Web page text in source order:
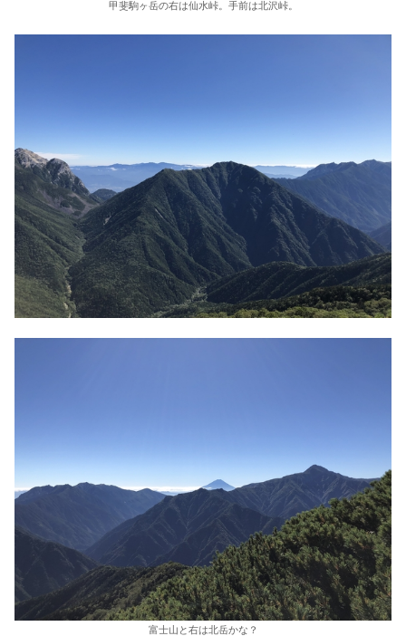
甲斐駒ヶ岳の右は仙水峠。手前は北沢峠。
富士山と右は北岳かな？